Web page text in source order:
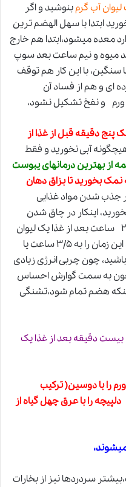
آب گرمبنوشید و اگر
ابتدا با سهل الهضم ترین
معده میشود،ابتدا هم خارج
میوه و نیم ساعت بعد سوپ
سنگین، با این کار هم توقف
ای و هم از فساد آن
ورم و نفخ تشکیل نشود،
دقیقه قبل از غذا از
آبی نخورید و فقط
از بهترین درمانهای یبوست
نمک بخورید تا بزاق دهان
جذب شدن مواد غذایی
اینکار در چاق شدن
افراد لاغر نیز کمک کننده است، تا ۲/۵ ساعت بعد از غذا یک لیوان
آب بنوشید،اگر غذای شما چرب است این زمان را به ۳/۵ ساعت یا
چون چربی انرژی زیادی
به سمت گوارش احساس
هضم تمام شود،تشنگی
بیست دقیقه بعد از غذا یک
را با دوسین( ترکیب
را با عرق چهل گیاه از
سردردها نیز از بخارات